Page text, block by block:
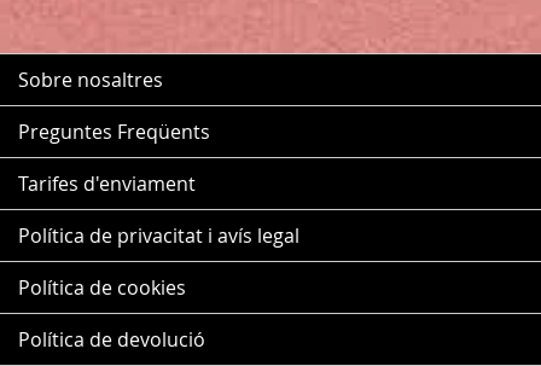
Sobre nosaltres
Preguntes Freqüents
Tarifes d'enviament
Política de privacitat i avís legal
Política de cookies
Política de devolució